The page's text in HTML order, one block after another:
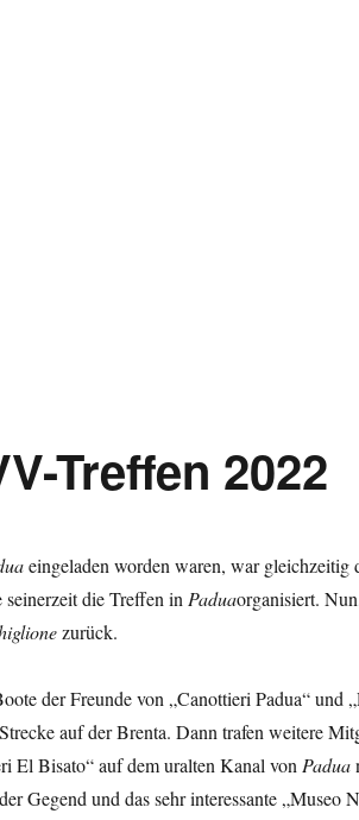
Treffen 2022
eingeladen worden waren, war
seinerzeit die Treffen in Paduaorganisiert.
zurück.
der Freunde von „Canottieri Padua“ und
auf der Brenta. Dann trafen weitere
El Bisato“ auf dem uralten Kanal von Padua
Gegend und das sehr interessante „Museo